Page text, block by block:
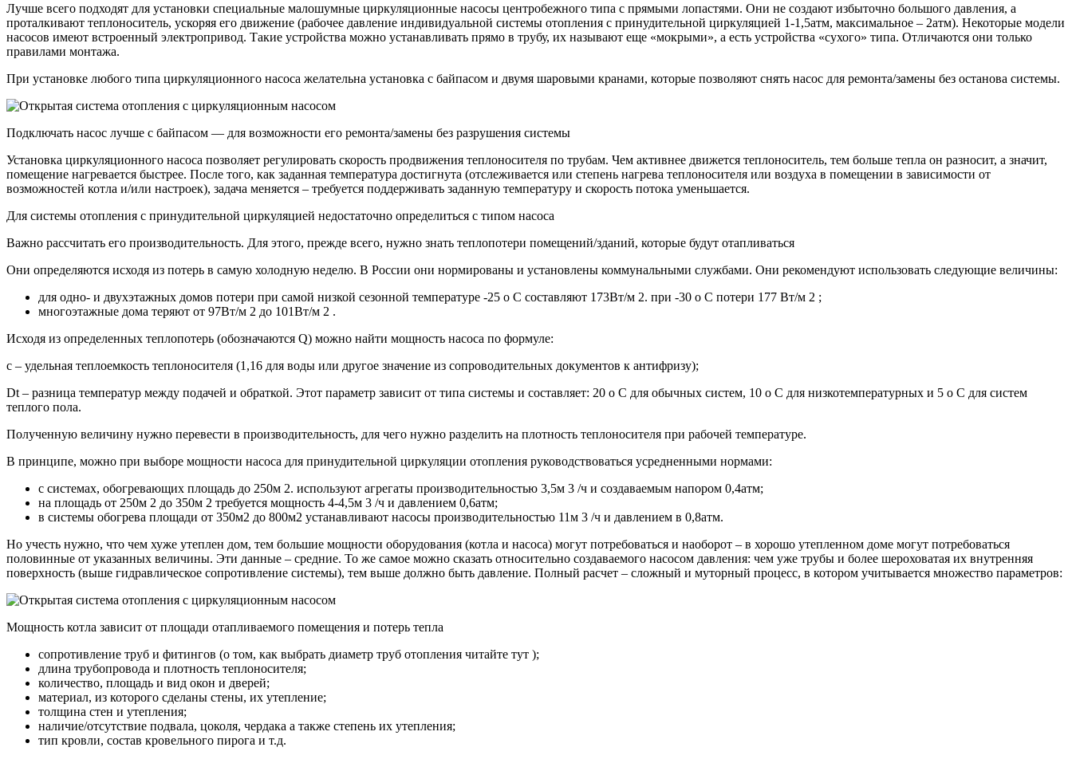
Лучше всего подходят для установки специальные малошумные циркуляционные насосы центробежного типа с прямыми лопастями. Они не создают избыточно большого давления, а
проталкивают теплоноситель, ускоряя его движение (рабочее давление индивидуальной системы отопления с принудительной циркуляцией 1-1,5атм, максимальное – 2атм). Некоторые модели
насосов имеют встроенный электропривод. Такие устройства можно устанавливать прямо в трубу, их называют еще «мокрыми», а есть устройства «сухого» типа. Отличаются они только
правилами монтажа.
При установке любого типа циркуляционного насоса желательна установка с байпасом и двумя шаровыми кранами, которые позволяют снять насос для ремонта/замены без останова системы.
Подключать насос лучше с байпасом — для возможности его ремонта/замены без разрушения системы
Установка циркуляционного насоса позволяет регулировать скорость продвижения теплоносителя по трубам. Чем активнее движется теплоноситель, тем больше тепла он разносит, а значит,
помещение нагревается быстрее. После того, как заданная температура достигнута (отслеживается или степень нагрева теплоносителя или воздуха в помещении в зависимости от
возможностей котла и/или настроек), задача меняется – требуется поддерживать заданную температуру и скорость потока уменьшается.
Для системы отопления с принудительной циркуляцией недостаточно определиться с типом насоса
Важно рассчитать его производительность. Для этого, прежде всего, нужно знать теплопотери помещений/зданий, которые будут отапливаться
Они определяются исходя из потерь в самую холодную неделю. В России они нормированы и установлены коммунальными службами. Они рекомендуют использовать следующие величины:
для одно- и двухэтажных домов потери при самой низкой сезонной температуре -25 о С составляют 173Вт/м 2. при -30 о С потери 177 Вт/м 2 ;
многоэтажные дома теряют от 97Вт/м 2 до 101Вт/м 2 .
Исходя из определенных теплопотерь (обозначаются Q) можно найти мощность насоса по формуле:
c – удельная теплоемкость теплоносителя (1,16 для воды или другое значение из сопроводительных документов к антифризу);
Dt – разница температур между подачей и обраткой. Этот параметр зависит от типа системы и составляет: 20 о С для обычных систем, 10 о С для низкотемпературных и 5 о С для систем
теплого пола.
Полученную величину нужно перевести в производительность, для чего нужно разделить на плотность теплоносителя при рабочей температуре.
В принципе, можно при выборе мощности насоса для принудительной циркуляции отопления руководствоваться усредненными нормами:
с системах, обогревающих площадь до 250м 2. используют агрегаты производительностью 3,5м 3 /ч и создаваемым напором 0,4атм;
на площадь от 250м 2 до 350м 2 требуется мощность 4-4,5м 3 /ч и давлением 0,6атм;
в системы обогрева площади от 350м2 до 800м2 устанавливают насосы производительностью 11м 3 /ч и давлением в 0,8атм.
Но учесть нужно, что чем хуже утеплен дом, тем большие мощности оборудования (котла и насоса) могут потребоваться и наоборот – в хорошо утепленном доме могут потребоваться
половинные от указанных величины. Эти данные – средние. То же самое можно сказать относительно создаваемого насосом давления: чем уже трубы и более шероховатая их внутренняя
поверхность (выше гидравлическое сопротивление системы), тем выше должно быть давление. Полный расчет – сложный и муторный процесс, в котором учитывается множество параметров:
Мощность котла зависит от площади отапливаемого помещения и потерь тепла
сопротивление труб и фитингов (о том, как выбрать диаметр труб отопления читайте тут );
длина трубопровода и плотность теплоносителя;
количество, площадь и вид окон и дверей;
материал, из которого сделаны стены, их утепление;
толщина стен и утепления;
наличие/отсутствие подвала, цоколя, чердака а также степень их утепления;
тип кровли, состав кровельного пирога и т.д.